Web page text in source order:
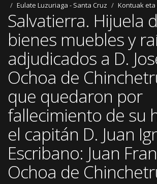
Eulate Luzuriaga - Santa Cruz
Kontuak
Salvatierra. Hijuela
bienes muebles y
adjudicados a D.
Ochoa de
que quedaron por
fallecimiento de su
el capitán D. Juan
Escribano: Juan
Ochoa de